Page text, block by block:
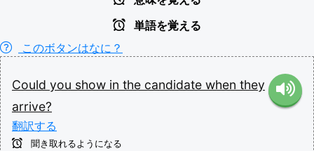
単語を覚える
このボタンはなに？
Could you show in the candidate when they
arrive?
翻訳する
聞き取れるようになる